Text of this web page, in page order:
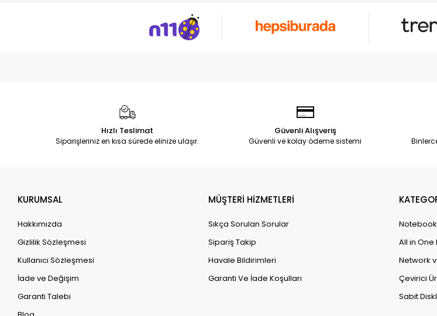
Hızlı Teslimat
Siparişleriniz en kısa sürede elinize ulaşır.
Güvenli Alışveriş
Güvenli ve kolay ödeme sistemi
KURUMSAL
Hakkımızda
Gizlilik Sözleşmesi
Kullanıcı Sözleşmesi
İade ve Değişim
Garanti Talebi
MÜŞTERİ HİZMETLERİ
Sıkça Sorulan Sorular
Sipariş Takip
Havale Bildirimleri
Garanti Ve İade Koşulları
All in One
Network
Çevirici
Sabit